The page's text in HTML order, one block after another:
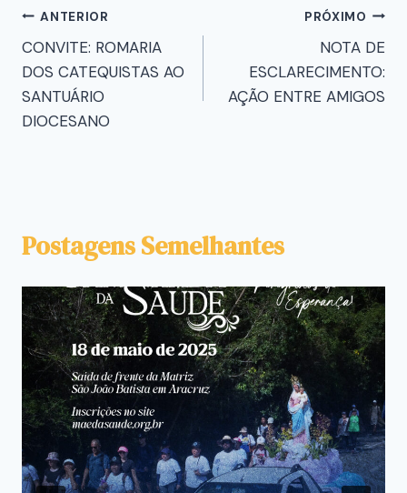
ANTERIOR
CONVITE: ROMARIA
DOS CATEQUISTAS AO
SANTUÁRIO
DIOCESANO
PRÓXIMO
NOTA DE
ESCLARECIMENTO:
AÇÃO ENTRE AMIGOS
Postagens Semelhantes